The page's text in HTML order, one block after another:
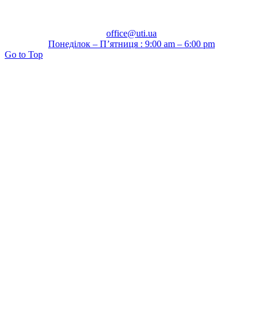
office@uti.ua
Понеділок – П’ятниця : 9:00 am – 6:00 pm
Go to Top